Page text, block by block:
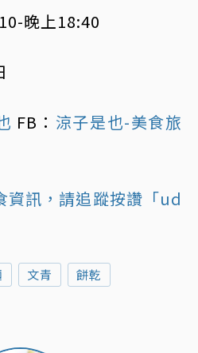
晚上18:40
FB： 涼子是也-美食旅
資訊，請追蹤按讚「ud
文青
餅乾